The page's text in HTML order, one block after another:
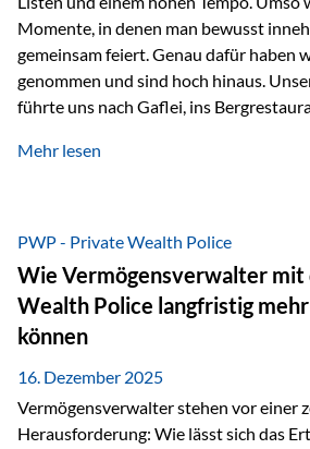
Momente, in denen man bewusst
gemeinsam feiert. Genau dafür haben
genommen und sind hoch hinaus.
führte uns nach Gaflei, ins
beeindruckendes Panorama, sondern
verschneiter Landschaft, bei feinem
einer entspannten…
Mehr lesen
PWP - Private Wealth Police
Wie Vermögensverwalter mit
Wealth Police langfristig
können
16. Dezember 2025
Vermögensverwalter stehen vor einer
Herausforderung: Wie lässt sich das